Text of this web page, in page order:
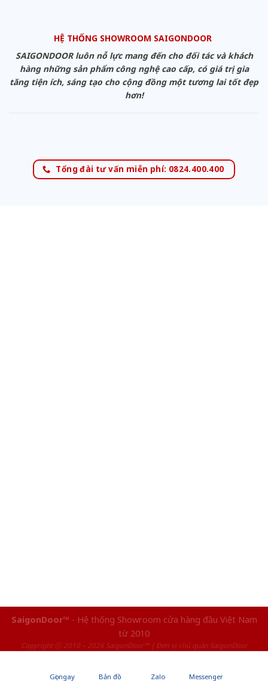
HỆ THỐNG SHOWROOM SAIGONDOOR
SAIGONDOOR luôn nỗ lực mang đến cho đối tác và khách
hàng những sản phẩm công nghệ cao cấp, có giá trị gia
tăng tiện ích, sáng tạo cho cộng đồng một tương lai tốt đẹp
hơn!
Tổng đài tư vấn miễn phí: 0824.400.400
SaigonDoor™ - Hệ thống Showroom cửa hàng đầu Việt Nam
từ 2010
Copyright ⓒ 2010 – 2026 SaigonDoor™ | Đơn vị chủ quản SaigonDoor
Gọi ngay Bản đồ Zalo Messenger